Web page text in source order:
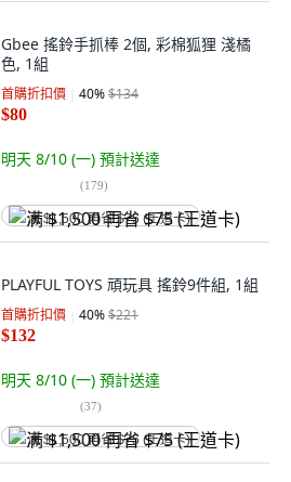
Gbee 搖鈴手抓棒 2個, 彩棉狐狸 淺橘
色, 1組
首購折扣價 40%$134
$80
明天 8/10 (一) 預計送達
(179)
满 $1,500 再省 $75 (王道卡)
PLAYFUL TOYS 頑玩具 搖鈴9件組, 1組
首購折扣價 40%$221
$132
明天 8/10 (一) 預計送達
(37)
满 $1,500 再省 $75 (王道卡)